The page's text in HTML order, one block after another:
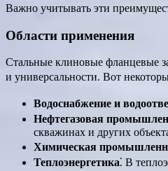
Важно учитывать эти
Области применения
Стальные клиновые фланцевые
и универсальности. Вот
Водоснабжение и
Нефтегазовая
скважинах и других
Химическая
Теплоэнергетика⁚ В